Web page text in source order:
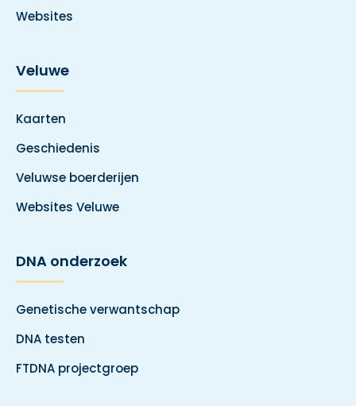
Websites
Veluwe
Kaarten
Geschiedenis
Veluwse boerderijen
Websites Veluwe
DNA onderzoek
Genetische verwantschap
DNA testen
FTDNA projectgroep